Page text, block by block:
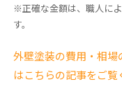
※正確な金額は、職人に
す。
外壁塗装の費用・相
はこちらの記事をご覧